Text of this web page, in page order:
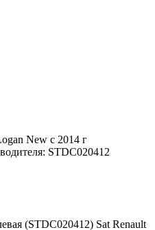
New с 2014 г
STDC020412
(STDC020412) Sat Renault